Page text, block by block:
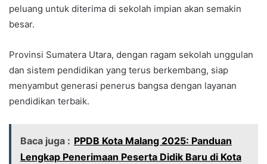
peluang untuk diterima di sekolah impian akan semakin
besar.
Provinsi Sumatera Utara, dengan ragam sekolah unggulan
dan sistem pendidikan yang terus berkembang, siap
menyambut generasi penerus bangsa dengan layanan
pendidikan terbaik.
Baca juga : PPDB Kota Malang 2025: Panduan
Lengkap Penerimaan Peserta Didik Baru di Kota